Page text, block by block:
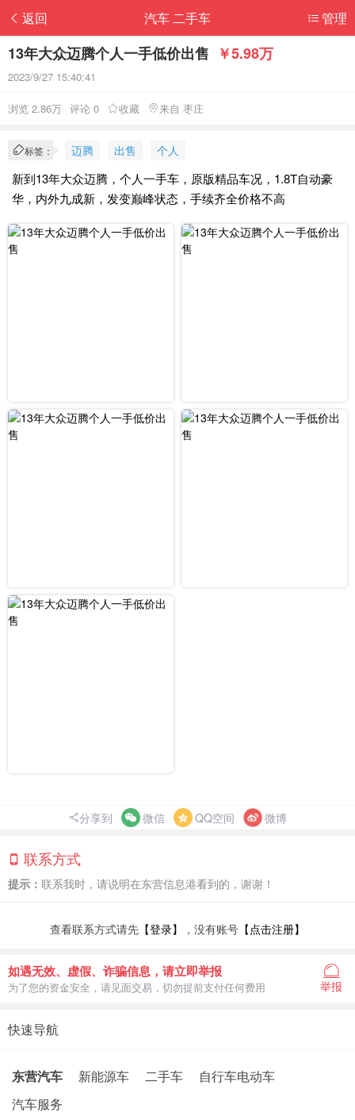
返回 管理
汽车 二手车
13年大众迈腾个人一手低价出售 ￥5.98万
2023/9/27 15:40:41
浏览 2.86万 评论 0 收藏 来自 枣庄
标签： 迈腾 出售 个人
新到13年大众迈腾，个人一手车，原版精品车况，1.8T自动豪
华，内外九成新，发变巅峰状态，手续齐全价格不高
分享到 微信 QQ空间 微博
联系方式
提示： 联系我时，请说明在东营信息港看到的，谢谢！
查看联系方式请先 【登录】 ，没有账号 【点击注册】
如遇无效、虚假、诈骗信息，请立即举报
为了您的资金安全，请见面交易，切勿提前支付任何费用 举报
快速导航
东营汽车 新能源车 二手车
自行车电动车
汽车服务